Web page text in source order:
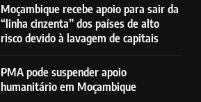
Moçambique recebe apoio para sair da
“linha cinzenta” dos países de alto
risco devido à lavagem de capitais
PMA pode suspender apoio
humanitário em Moçambique